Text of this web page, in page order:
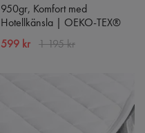
950gr, Komfort med
Hotellkänsla | OEKO-TEX®
599 kr 1 195 kr